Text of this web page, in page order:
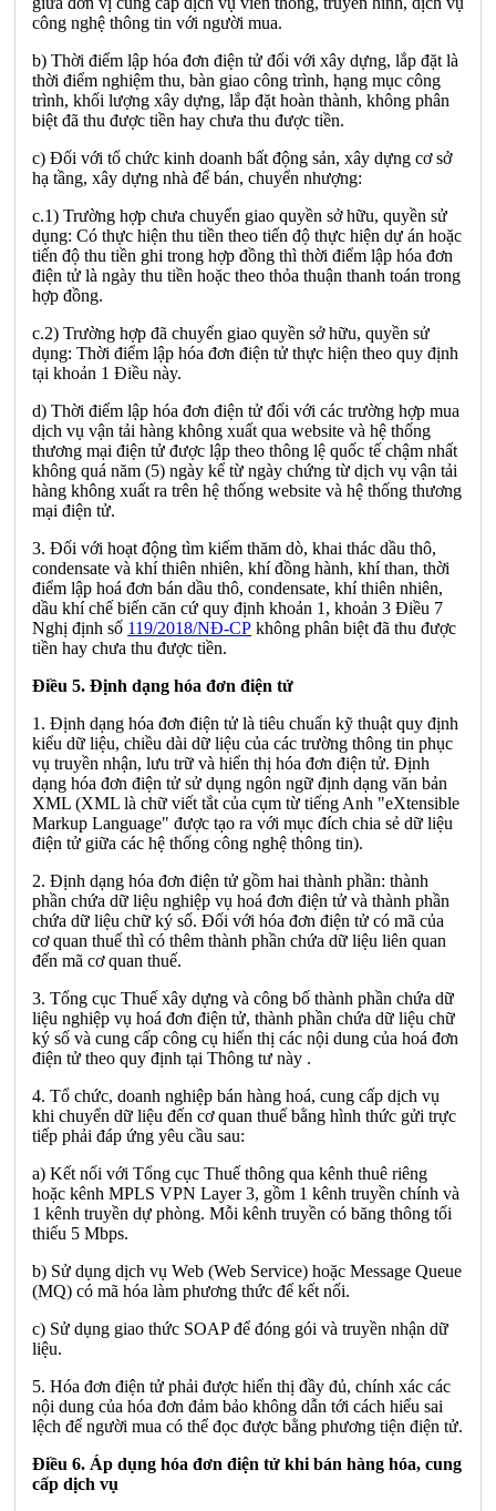
công nghệ thông tin với người mua.
b) Thời điểm lập hóa đơn điện tử đối với xây dựng, lắp đặt là
thời điểm nghiệm thu, bàn giao công trình, hạng mục công
trình, khối lượng xây dựng, lắp đặt hoàn thành, không phân
biệt đã thu được tiền hay chưa thu được tiền.
c) Đối với tổ chức kinh doanh bất động sản, xây dựng cơ sở
hạ tầng, xây dựng nhà để bán, chuyển nhượng:
c.1) Trường hợp chưa chuyển giao quyền sở hữu, quyền sử
dụng: Có thực hiện thu tiền theo tiến độ thực hiện dự án hoặc
tiến độ thu tiền ghi trong hợp đồng thì thời điểm lập hóa đơn
điện tử là ngày thu tiền hoặc theo thỏa thuận thanh toán trong
hợp đồng.
c.2) Trường hợp đã chuyển giao quyền sở hữu, quyền sử
dụng: Thời điểm lập hóa đơn điện tử thực hiện theo quy định
tại khoản 1 Điều này.
d) Thời điểm lập hóa đơn điện tử đối với các trường hợp mua
dịch vụ vận tải hàng không xuất qua website và hệ thống
thương mại điện tử được lập theo thông lệ quốc tế chậm nhất
không quá năm (5) ngày kể từ ngày chứng từ dịch vụ vận tải
hàng không xuất ra trên hệ thống website và hệ thống thương
mại điện tử.
3. Đối với hoạt động tìm kiếm thăm dò, khai thác dầu thô,
condensate và khí thiên nhiên, khí đồng hành, khí than, thời
điểm lập hoá đơn bán dầu thô, condensate, khí thiên nhiên,
dầu khí chế biến căn cứ quy định khoản 1, khoản 3 Điều 7
Nghị định số 119/2018/NĐ-CP không phân biệt đã thu được
tiền hay chưa thu được tiền.
Điều 5. Định dạng hóa đơn điện tử
1. Định dạng hóa đơn điện tử là tiêu chuẩn kỹ thuật quy định
kiểu dữ liệu, chiều dài dữ liệu của các trường thông tin phục
vụ truyền nhận, lưu trữ và hiển thị hóa đơn điện tử. Định
dạng hóa đơn điện tử sử dụng ngôn ngữ định dạng văn bản
XML (XML là chữ viết tắt của cụm từ tiếng Anh "eXtensible
Markup Language" được tạo ra với mục đích chia sẻ dữ liệu
điện tử giữa các hệ thống công nghệ thông tin).
2. Định dạng hóa đơn điện tử gồm hai thành phần: thành
phần chứa dữ liệu nghiệp vụ hoá đơn điện tử và thành phần
chứa dữ liệu chữ ký số. Đối với hóa đơn điện tử có mã của
cơ quan thuế thì có thêm thành phần chứa dữ liệu liên quan
đến mã cơ quan thuế.
3. Tổng cục Thuế xây dựng và công bố thành phần chứa dữ
liệu nghiệp vụ hoá đơn điện tử, thành phần chứa dữ liệu chữ
ký số và cung cấp công cụ hiển thị các nội dung của hoá đơn
điện tử theo quy định tại Thông tư này .
4. Tổ chức, doanh nghiệp bán hàng hoá, cung cấp dịch vụ
khi chuyển dữ liệu đến cơ quan thuế bằng hình thức gửi trực
tiếp phải đáp ứng yêu cầu sau:
a) Kết nối với Tổng cục Thuế thông qua kênh thuê riêng
hoặc kênh MPLS VPN Layer 3, gồm 1 kênh truyền chính và
1 kênh truyền dự phòng. Mỗi kênh truyền có băng thông tối
thiểu 5 Mbps.
b) Sử dụng dịch vụ Web (Web Service) hoặc Message Queue
(MQ) có mã hóa làm phương thức để kết nối.
c) Sử dụng giao thức SOAP để đóng gói và truyền nhận dữ
liệu.
5. Hóa đơn điện tử phải được hiển thị đầy đủ, chính xác các
nội dung của hóa đơn đảm bảo không dẫn tới cách hiểu sai
lệch để người mua có thể đọc được bằng phương tiện điện tử.
Điều 6. Áp dụng hóa đơn điện tử khi bán hàng hóa, cung
cấp dịch vụ